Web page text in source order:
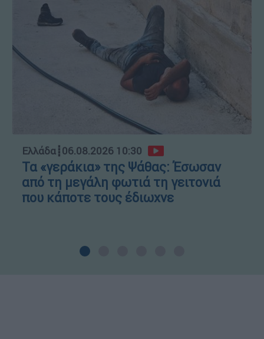
Ελλάδα┋06.08.2026 10:30
Τα «γεράκια» της Ψάθας: Έσωσαν
από τη μεγάλη φωτιά τη γειτονιά
που κάποτε τους έδιωχνε